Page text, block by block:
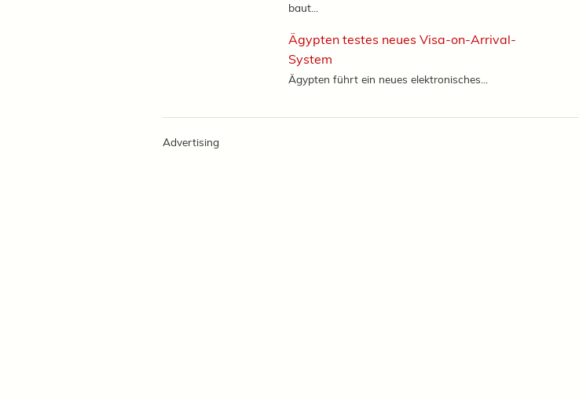
baut...
Ägypten testes neues Visa-on-Arrival-
System
Ägypten führt ein neues elektronisches...
Advertising